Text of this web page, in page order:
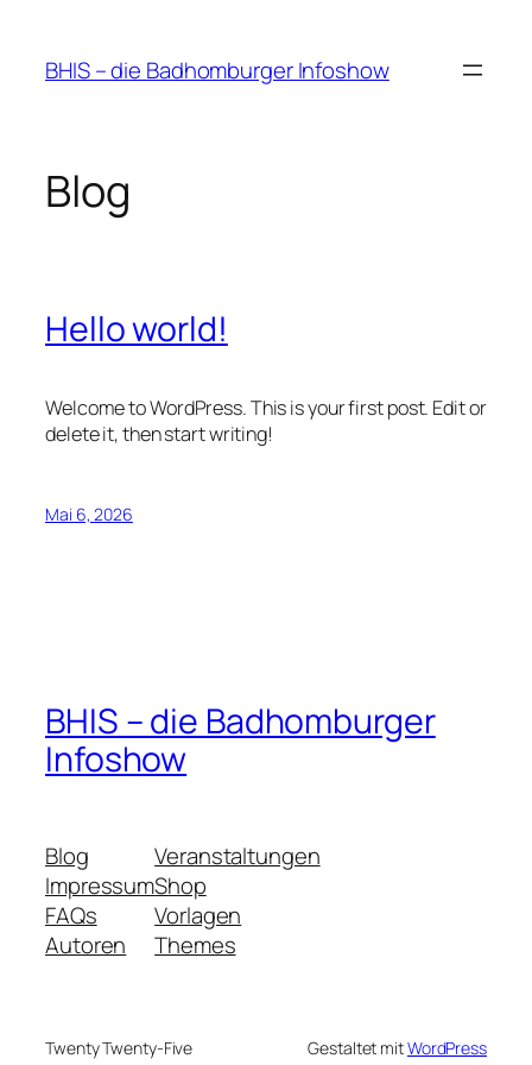
springen
BHIS – die Badhomburger Infoshow
Blog
Hello world!
Welcome to WordPress. This is your first post. Edit or
delete it, then start writing!
Mai 6, 2026
BHIS – die Badhomburger
Infoshow
Blog
Impressum
FAQs
Autoren
Veranstaltungen
Shop
Vorlagen
Themes
Twenty Twenty-Five Gestaltet mitWordPress